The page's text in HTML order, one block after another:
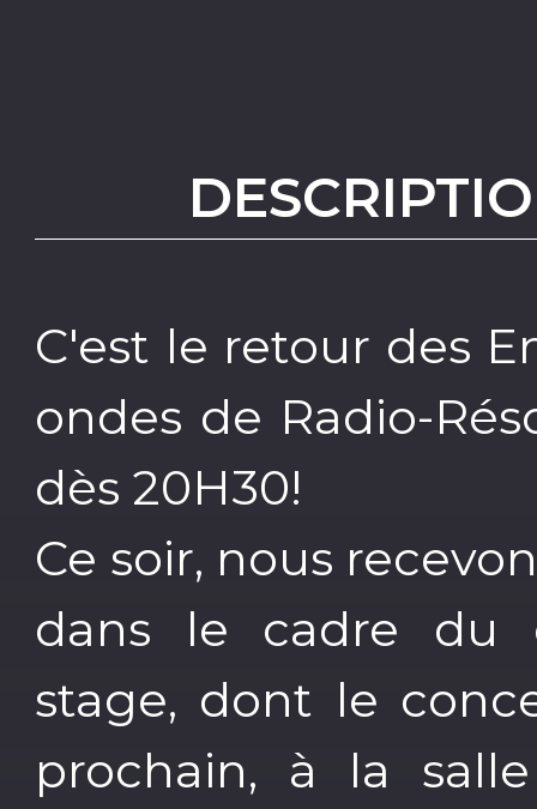
C'est le retour des
ondes de Radio-
dès 20H30!
Ce soir, nous
dans le cadre du
stage, dont le
prochain, à la